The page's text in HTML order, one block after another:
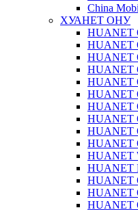
China
ХУАНЕТ ОНУ
HUANET
HUANET
HUANET
HUANET
HUANET
HUANET
HUANET
HUANET
HUANET
HUANET
HUANET
HUANET
HUANET
HUANET
HUANET